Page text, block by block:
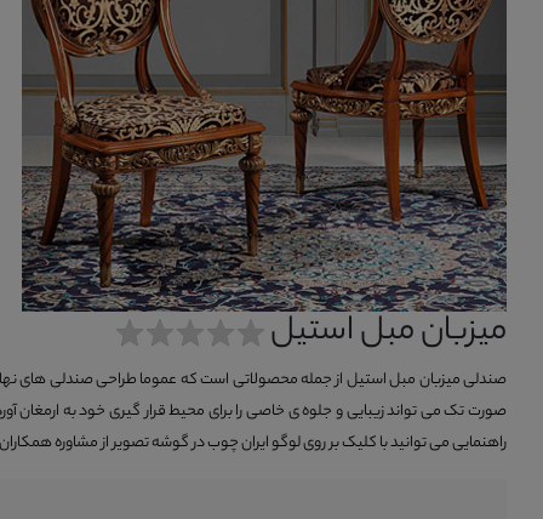
میزبان مبل استیل
صندلی میزبان مبل استیل از جمله محصولاتی است که عموما طراحی صندلی های
صورت تک می تواند زیبایی و جلوه ی خاصی را برای محیط قرار گیری خود به ارمغان
راهنمایی می توانید با کلیک بر روی لوگو ایران چوب در گوشه تصویر از مشاوره